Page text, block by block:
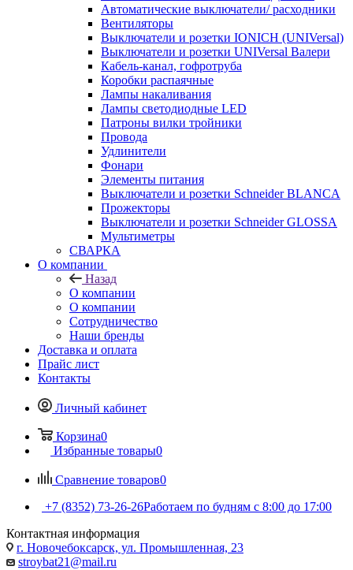
Автоматические выключатели/ расходники
Вентиляторы
Выключатели и розетки IONICH (UNIVersal)
Выключатели и розетки UNIVersal Валери
Кабель-канал, гофротруба
Коробки распаячные
Лампы накаливания
Лампы светодиодные LED
Патроны вилки тройники
Провода
Удлинители
Фонари
Элементы питания
Выключатели и розетки Schneider BLANCA
Прожекторы
Выключатели и розетки Schneider GLOSSA
Мультиметры
СВАРКА
О компании
Назад
О компании
О компании
Сотрудничество
Наши бренды
Доставка и оплата
Прайс лист
Контакты
Личный кабинет
Корзина0
Избранные товары0
Сравнение товаров0
+7 (8352) 73-26-26Работаем по будням с 8:00 до 17:00
Контактная информация
г. Новочебоксарск, ул. Промышленная, 23
stroybat21@mail.ru